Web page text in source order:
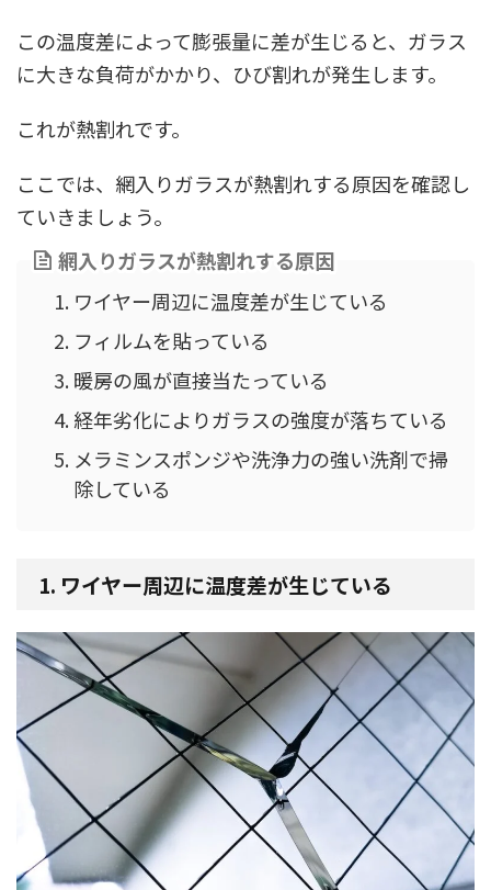
この温度差によって膨張量に差が生じると、ガラス
に大きな負荷がかかり、ひび割れが発生します。
これが熱割れです。
ここでは、網入りガラスが熱割れする原因を確認し
ていきましょう。
網入りガラスが熱割れする原因
ワイヤー周辺に温度差が生じている
フィルムを貼っている
暖房の風が直接当たっている
経年劣化によりガラスの強度が落ちている
メラミンスポンジや洗浄力の強い洗剤で掃
除している
1. ワイヤー周辺に温度差が生じている